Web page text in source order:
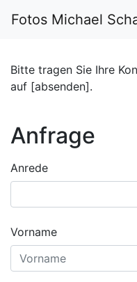
Fotos Michael
Bitte tragen Sie Ihre
auf [absenden].
Anfrage
Anrede
Vorname